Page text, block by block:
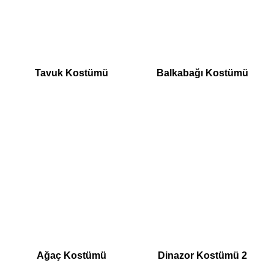
Tavuk Kostümü Balkabağı Kostümü
Ağaç Kostümü Dinazor Kostümü 2